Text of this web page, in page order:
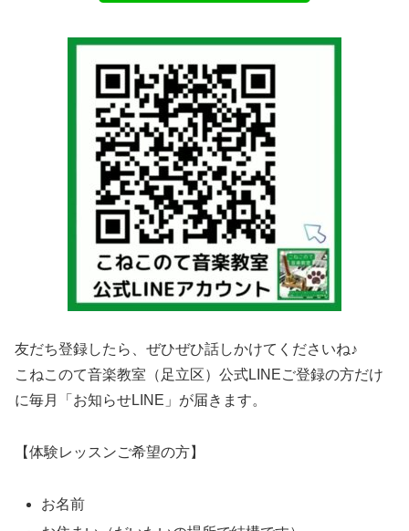
友だち登録したら、ぜひぜひ話しかけてくださいね♪
こねこのて音楽教室（足立区）公式LINEご登録の方だけ
に毎月「お知らせLINE」が届きます。
【体験レッスンご希望の方】
お名前